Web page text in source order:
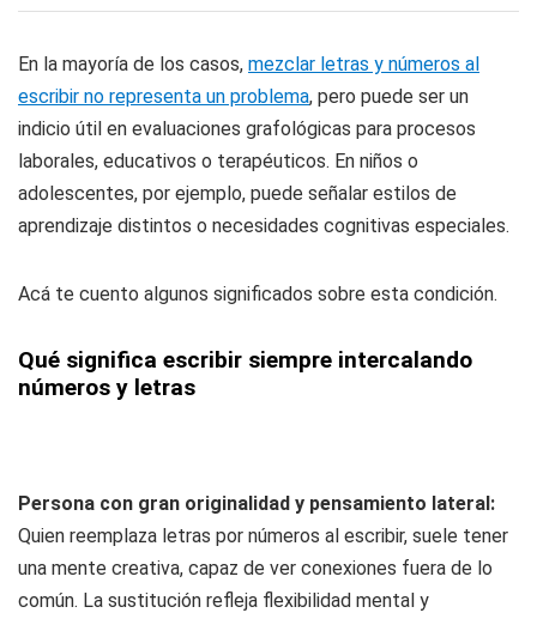
En la mayoría de los casos, mezclar letras y números al
escribir no representa un problema, pero puede ser un
indicio útil en evaluaciones grafológicas para procesos
laborales, educativos o terapéuticos. En niños o
adolescentes, por ejemplo, puede señalar estilos de
aprendizaje distintos o necesidades cognitivas especiales.
Acá te cuento algunos significados sobre esta condición.
Qué significa escribir siempre intercalando
números y letras
Persona con gran originalidad y pensamiento lateral:
Quien reemplaza letras por números al escribir, suele tener
una mente creativa, capaz de ver conexiones fuera de lo
común. La sustitución refleja flexibilidad mental y